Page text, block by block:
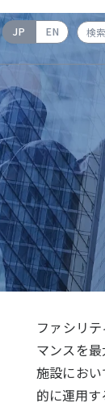
JP EN 検索
ファシリ
マンスを
施設にお
的に運用す